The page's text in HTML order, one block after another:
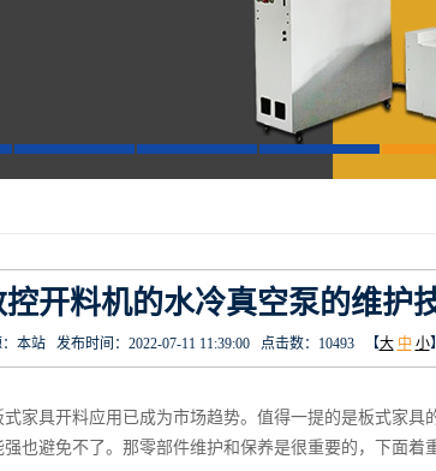
控开料机的水冷真空泵的维护
本站 发布时间：2022-07-11 11:39:00 点击数：10493 【大 中 小】
开料应用已成为市场趋势。值得一提的是板式家具
也避免不了。那零部件维护和保养是很重要的，下面着